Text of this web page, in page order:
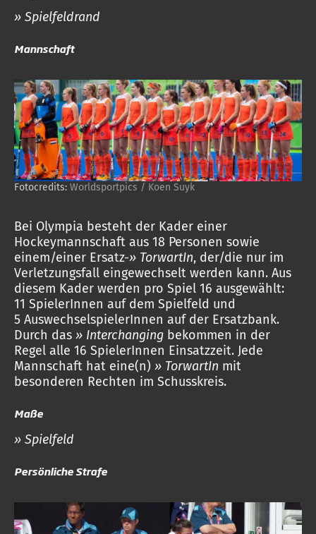
» Spielfeldrand
Mannschaft
Fotocredits: Worldsportpics / Koen Suyk
Bei Olympia besteht der Kader einer
Hockeymannschaft aus 18 Personen sowie
einem/einer Ersatz-» TorwartIn, der/die nur im
Verletzungsfall eingewechselt werden kann. Aus
diesem Kader werden pro Spiel 16 ausgewählt:
11 SpielerInnen auf dem Spielfeld und
5 AuswechselspielerInnen auf der Ersatzbank.
Durch das » Interchanging bekommen in der
Regel alle 16 SpielerInnen Einsatzzeit. Jede
Mannschaft hat eine(n) » TorwartIn mit
besonderen Rechten im Schusskreis.
Maße
» Spielfeld
Persönliche Strafe